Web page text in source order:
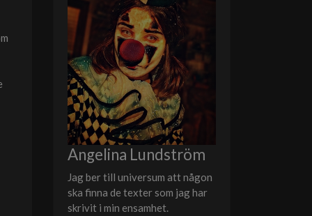
Angelina Lundström
Jag ber till universum att någon
ska finna de texter som jag har
skrivit i min ensamhet.